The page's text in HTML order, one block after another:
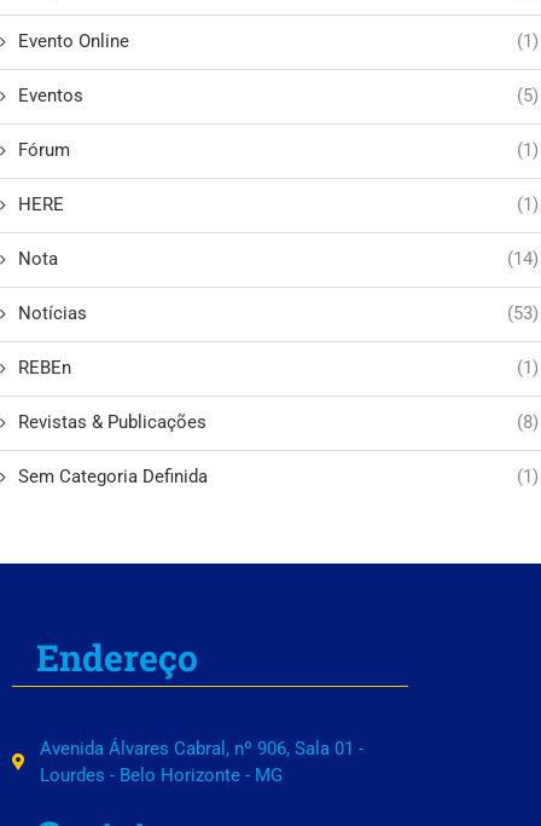
Evento Online (1)
Eventos (5)
Fórum (1)
HERE (1)
Nota (14)
Notícias (53)
REBEn (1)
Revistas & Publicações (8)
Sem Categoria Definida (1)
Endereço
Avenida Álvares Cabral, nº 906, Sala 01 -
Lourdes - Belo Horizonte - MG